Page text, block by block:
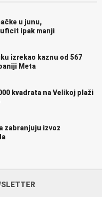
u junu,
ipak manji
izrekao kaznu od 567
Meta
kvadrata na Velikoj plaži
zabranjuju izvoz